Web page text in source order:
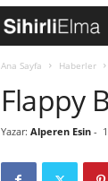
Ana Sayfa Haberler
Flappy
Yazar: Alperen Esin-